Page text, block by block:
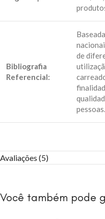
Bibliografia
Referencial:
de
pessoas.
Avaliações (5)
Você também pode